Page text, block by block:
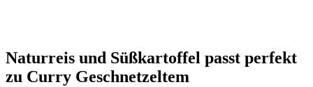
Naturreis und Süßkartoffel passt perfekt
zu Curry Geschnetzeltem